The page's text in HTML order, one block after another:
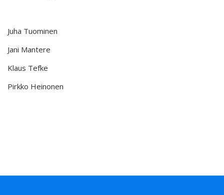
Juha Tuominen
Jani Mantere
Klaus Tefke
Pirkko Heinonen